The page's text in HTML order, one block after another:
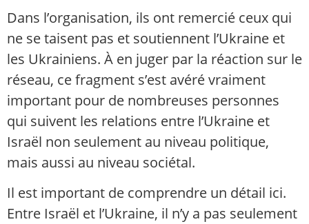
Dans l’organisation, ils ont remercié ceux qui
ne se taisent pas et soutiennent l’Ukraine et
les Ukrainiens. À en juger par la réaction sur le
réseau, ce fragment s’est avéré vraiment
important pour de nombreuses personnes
qui suivent les relations entre l’Ukraine et
Israël non seulement au niveau politique,
mais aussi au niveau sociétal.
Il est important de comprendre un détail ici.
Entre Israël et l’Ukraine, il n’y a pas seulement